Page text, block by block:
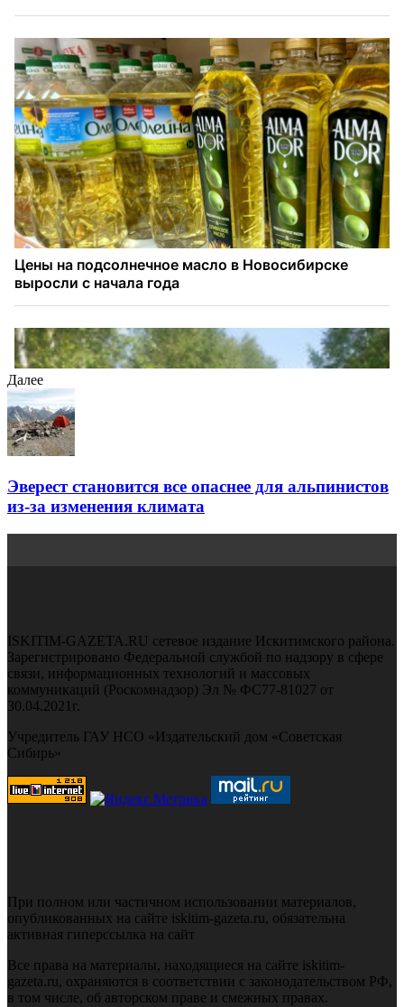
Далее
Эверест становится все опаснее для альпинистов
из-за изменения климата
ISKITIM-GAZETA.RU сетевое издание Искитимского района.
Зарегистрировано Федеральной службой по надзору в сфере
связи, информационных технологий и массовых
коммуникаций (Роскомнадзор) Эл № ФС77-81027 от
30.04.2021г.
Учредитель ГАУ НСО «Издательский дом «Советская
Сибирь»
При полном или частичном использовании материалов,
опубликованных на сайте iskitim-gazeta.ru, обязательна
активная гиперссылка на сайт
Все права на материалы, находящиеся на сайте iskitim-
gazeta.ru, охраняются в соответствии с законодательством РФ,
в том числе, об авторском праве и смежных правах.